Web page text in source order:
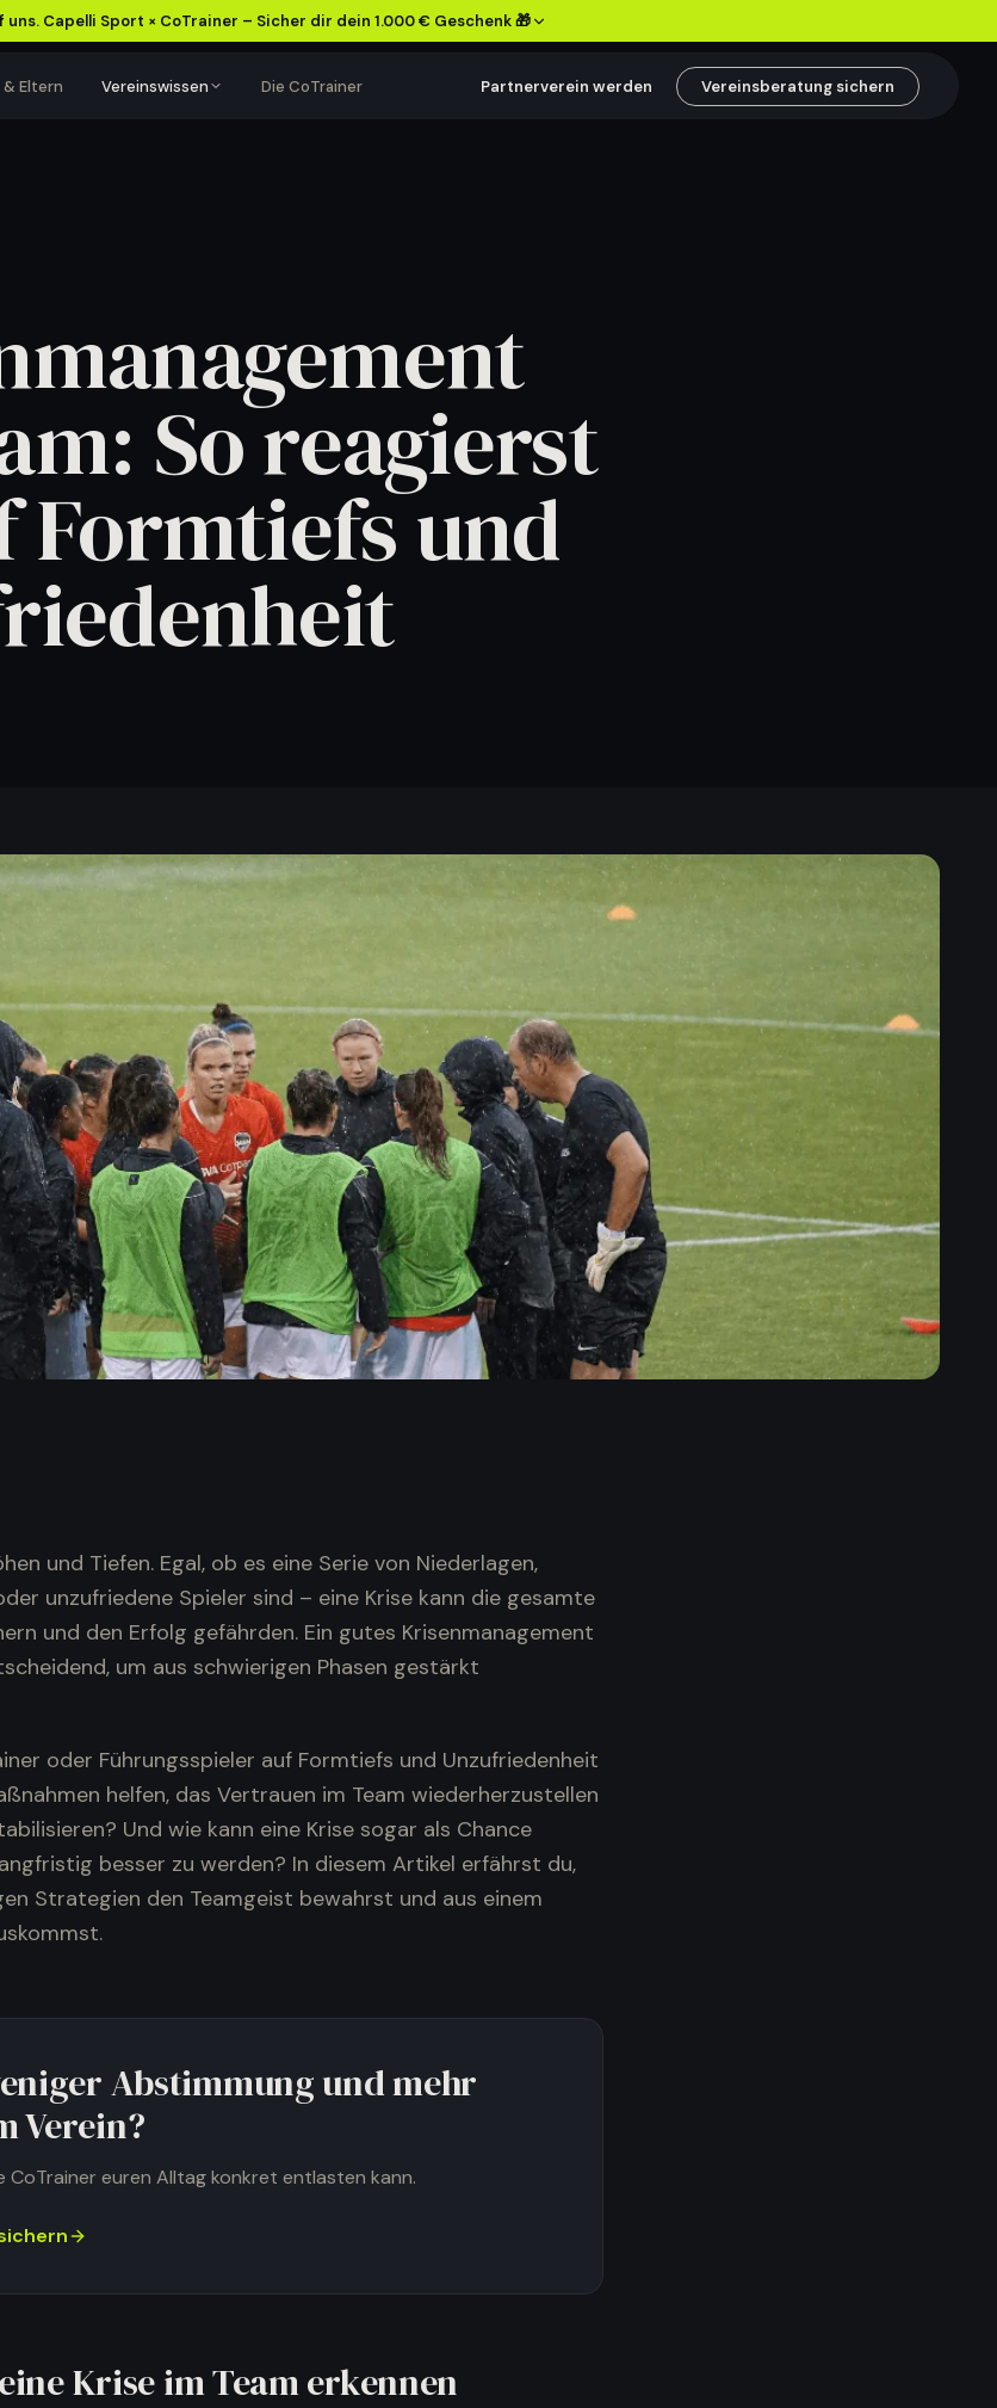
uns. Capelli Sport × CoTrainer – Sicher dir dein 1.000 € Geschenk 🎁
& Eltern Vereinswissen
ansehen →
im Griff.
Inhalte ansehen →
verbinden.
Struktur für euren Verein
ihr Wissen direkt in bessere Abläufe übersetzen wollt.
Die CoTrainer Partnerverein werden Vereinsberatung sichern
So reagierst
Formtiefs und
und Tiefen. Egal, ob es eine Serie von Niederlagen,
unzufriedene Spieler sind – eine Krise kann die gesamte
und den Erfolg gefährden. Ein gutes Krisenmanagement
um aus schwierigen Phasen gestärkt
oder Führungsspieler auf Formtiefs und Unzufriedenheit
helfen, das Vertrauen im Team wiederherzustellen
Und wie kann eine Krise sogar als Chance
besser zu werden? In diesem Artikel erfährst du,
Strategien den Teamgeist bewahrst und aus einem
Abstimmung und mehr
Verein?
CoTrainer euren Alltag konkret entlasten kann.
Krise im Team erkennen